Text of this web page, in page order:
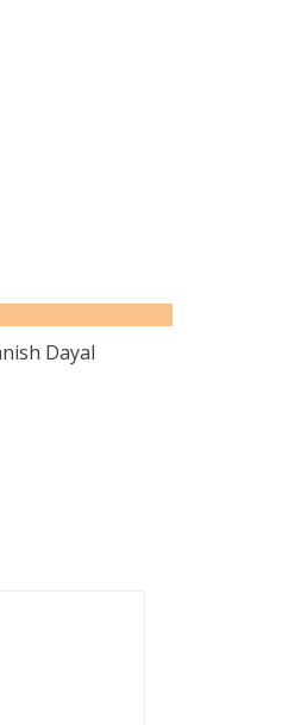
Dayal